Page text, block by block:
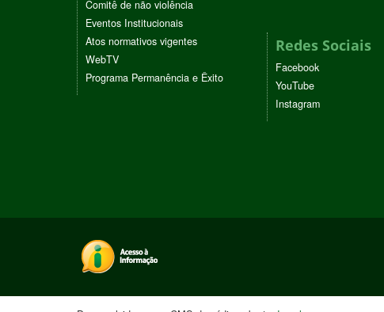
Comitê de não violência
Eventos Institucionais
Atos normativos vigentes
WebTV
Programa Permanência e Êxito
Redes Sociais
Facebook
YouTube
Instagram